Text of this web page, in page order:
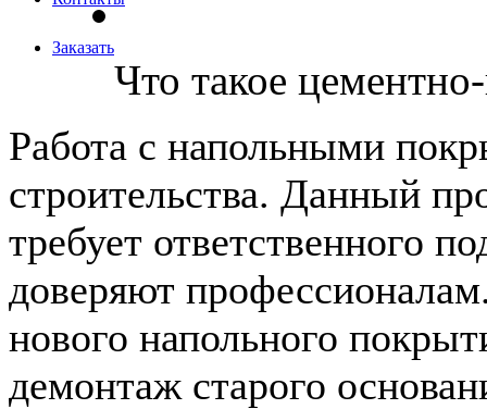
Заказать
Что такое
Работа с напольными
строительства. Данный
требует ответственного
доверяют
нового напольного
демонтаж старого